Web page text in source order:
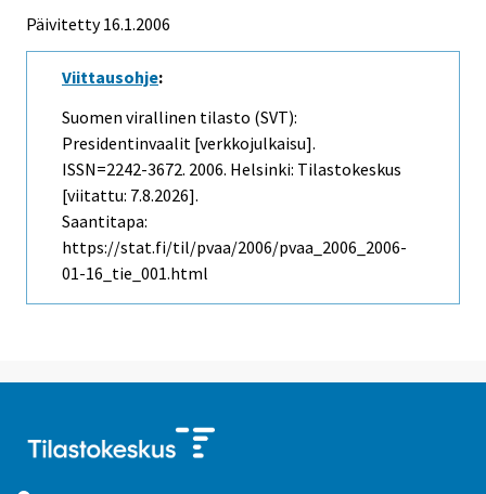
Päivitetty16.1.2006
Viittausohje:
Suomen virallinen tilasto (SVT):
Presidentinvaalit [verkkojulkaisu].
ISSN=2242-3672. 2006. Helsinki: Tilastokeskus
[viitattu: 7.8.2026].
Saantitapa:
https://stat.fi/til/pvaa/2006/pvaa_2006_2006-
01-16_tie_001.html